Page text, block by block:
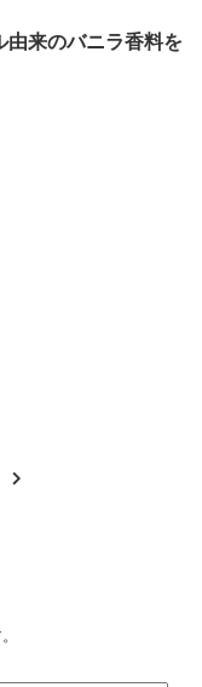
由来のバニラ香料を
>